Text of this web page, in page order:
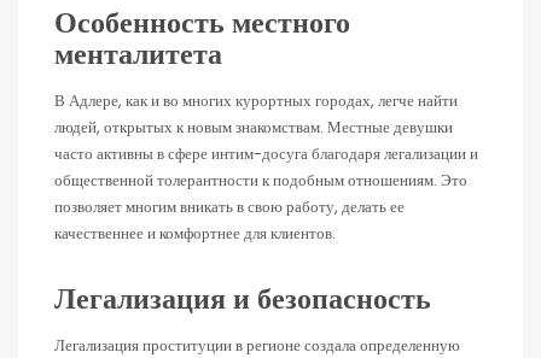
Особенность местного
менталитета
В Адлере, как и во многих курортных городах, легче найти
людей, открытых к новым знакомствам. Местные девушки
часто активны в сфере интим-досуга благодаря легализации и
общественной толерантности к подобным отношениям. Это
позволяет многим вникать в свою работу, делать ее
качественнее и комфортнее для клиентов.
Легализация и безопасность
Легализация проституции в регионе создала определенную